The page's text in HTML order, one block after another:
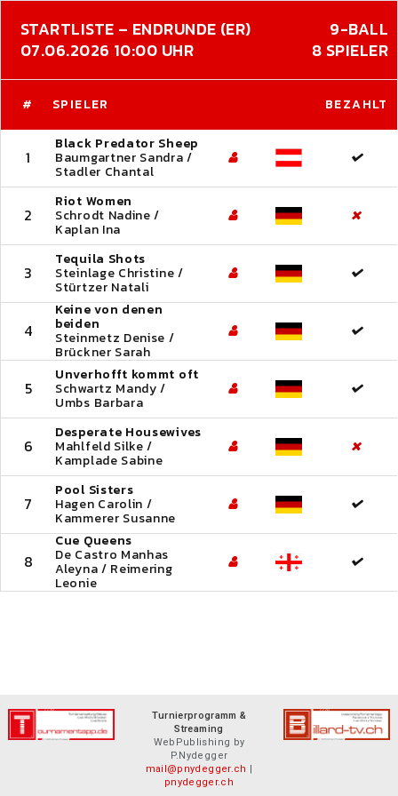
STARTLISTE – ENDRUNDE (ER)
9-BALL
07.06.2026 10:00 UHR
8 SPIELER
# SPIELER BEZAHLT
1
Black Predator Sheep
Baumgartner Sandra /
Stadler Chantal
2
Riot Women
Schrodt Nadine /
Kaplan Ina
3
Tequila Shots
Steinlage Christine /
Stürtzer Natali
4
Keine von denen
beiden
Steinmetz Denise /
Brückner Sarah
5
Unverhofft kommt oft
Schwartz Mandy /
Umbs Barbara
6
Desperate Housewives
Mahlfeld Silke /
Kamplade Sabine
7
Pool Sisters
Hagen Carolin /
Kammerer Susanne
8
Cue Queens
De Castro Manhas
Aleyna / Reimering
Leonie
Turnierprogramm &
Streaming
WebPublishing by
P.Nydegger
mail@pnydegger.ch |
pnydegger.ch